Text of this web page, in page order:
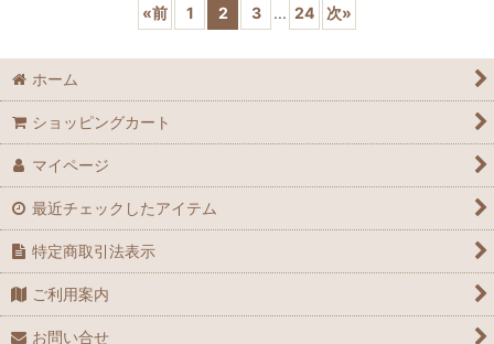
«前 1 2 3 ... 24 次»
ホーム
ショッピングカート
マイページ
最近チェックしたアイテム
特定商取引法表示
ご利用案内
お問い合せ